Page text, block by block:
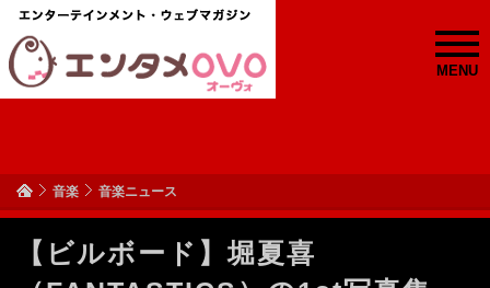
MENU
音楽 音楽ニュース
【ビルボード】堀夏喜